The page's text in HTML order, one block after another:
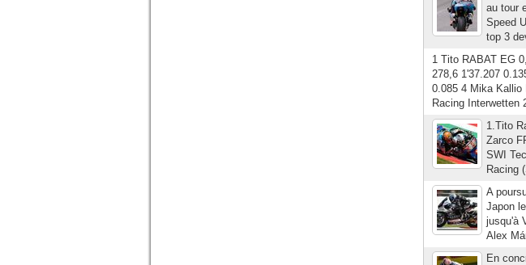
au tour
Speed
top 3
1 Tito RABAT EG
278,6 1'37.207
0.085 4 Mika Kallio
Racing Interwetten
1.Tito
Zarco
SWI
Racing
A
Japon
jusqu'à
Alex
En